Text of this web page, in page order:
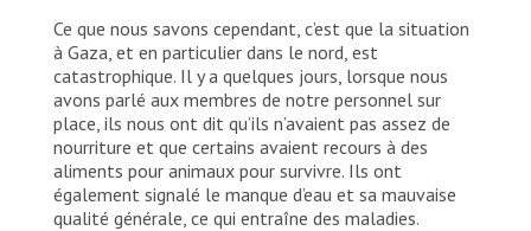
Ce que nous savons cependant, c’est que la situation
à Gaza, et en particulier dans le nord, est
catastrophique. Il y a quelques jours, lorsque nous
avons parlé aux membres de notre personnel sur
place, ils nous ont dit qu’ils n’avaient pas assez de
nourriture et que certains avaient recours à des
aliments pour animaux pour survivre. Ils ont
également signalé le manque d’eau et sa mauvaise
qualité générale, ce qui entraîne des maladies.